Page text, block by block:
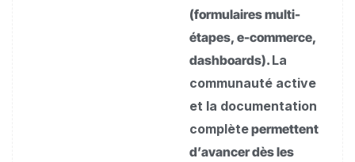
(formulaires multi-
étapes, e-commerce,
dashboards). La
communauté active
et la documentation
complètepermettent
d’avancer dès les